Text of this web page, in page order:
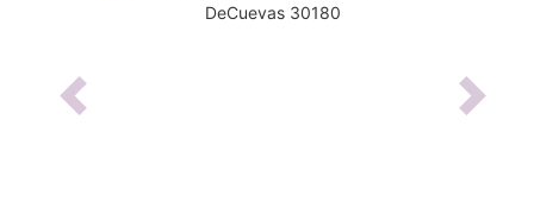
Previous Next